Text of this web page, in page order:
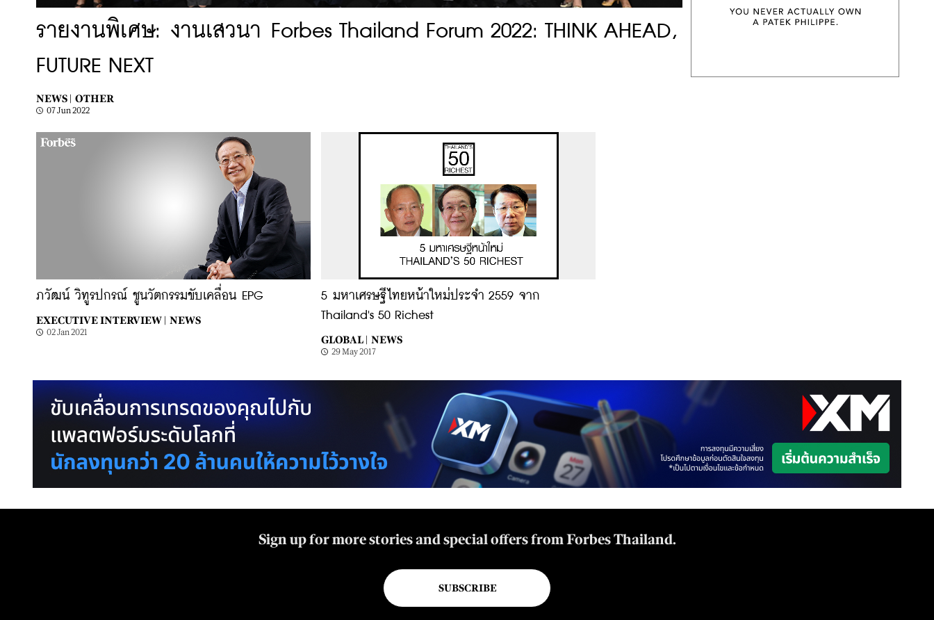
รายงานพิเศษ: งานเสวนา Forbes Thailand Forum 2022: THINK AHEAD,
FUTURE NEXT
NEWS | OTHER
07 Jun 2022
ภวัฒน์ วิทูรปกรณ์ ชูนวัตกรรมขับเคลื่อน EPG
EXECUTIVE INTERVIEW | NEWS
02 Jan 2021
5 มหาเศรษฐีไทยหน้าใหม่ประจำ 2559 จาก
Thailand's 50 Richest
GLOBAL | NEWS
29 May 2017
Sign up for more stories and special offers from Forbes Thailand.
SUBSCRIBE